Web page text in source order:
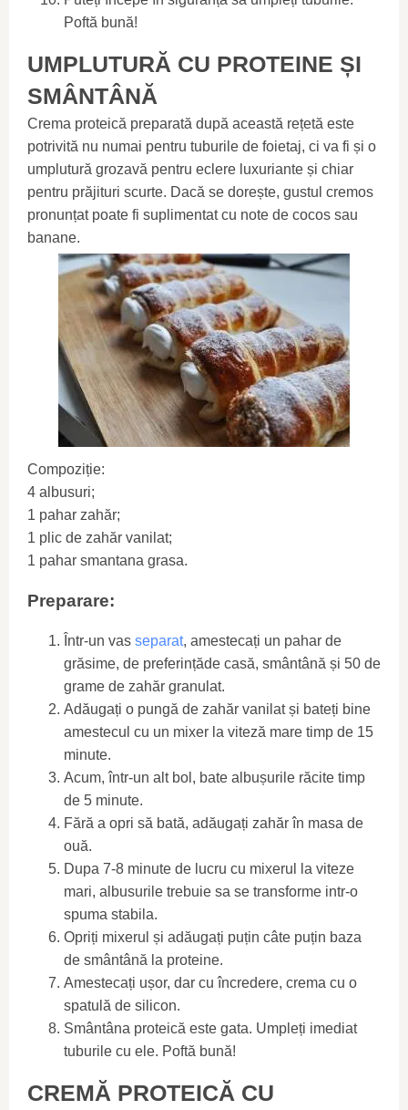
Poftă bună!
UMPLUTURĂ CU PROTEINE ​​ȘI
SMÂNTÂNĂ
Crema proteică preparată după această rețetă este
potrivită nu numai pentru tuburile de foietaj, ci va fi și o
umplutură grozavă pentru eclere luxuriante și chiar
pentru prăjituri scurte. Dacă se dorește, gustul cremos
pronunțat poate fi suplimentat cu note de cocos sau
banane.
Compoziție:
4 albusuri;
1 pahar zahăr;
1 plic de zahăr vanilat;
1 pahar smantana grasa.
Preparare:
Într-un vas separat, amestecați un pahar de
grăsime, de preferințăde casă, smântână și 50 de
grame de zahăr granulat.
Adăugați o pungă de zahăr vanilat și bateți bine
amestecul cu un mixer la viteză mare timp de 15
minute.
Acum, într-un alt bol, bate albușurile răcite timp
de 5 minute.
Fără a opri să bată, adăugați zahăr în masa de
ouă.
Dupa 7-8 minute de lucru cu mixerul la viteze
mari, albusurile trebuie sa se transforme intr-o
spuma stabila.
Opriți mixerul și adăugați puțin câte puțin baza
de smântână la proteine.
Amestecați ușor, dar cu încredere, crema cu o
spatulă de silicon.
Smântâna proteică este gata. Umpleți imediat
tuburile cu ele. Poftă bună!
CREMĂ PROTEICĂ CU